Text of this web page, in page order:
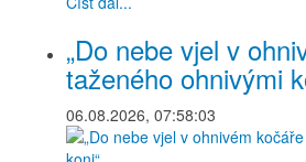
„Do nebe vjel v
taženého ohnivými
06.08.2026, 07:58:03